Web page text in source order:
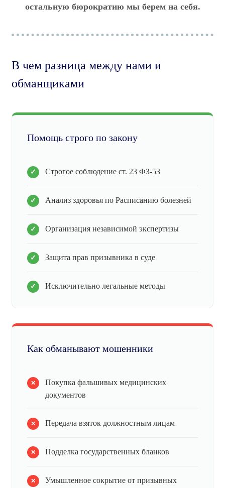
остальную бюрократию мы берем на себя.
В чем разница между нами и
обманщиками
Помощь строго по закону
Строгое соблюдение ст. 23 ФЗ-53
Анализ здоровья по Расписанию болезней
Организация независимой экспертизы
Защита прав призывника в суде
Исключительно легальные методы
Как обманывают мошенники
Покупка фальшивых медицинских
документов
Передача взяток должностным лицам
Подделка государственных бланков
Умышленное сокрытие от призывных